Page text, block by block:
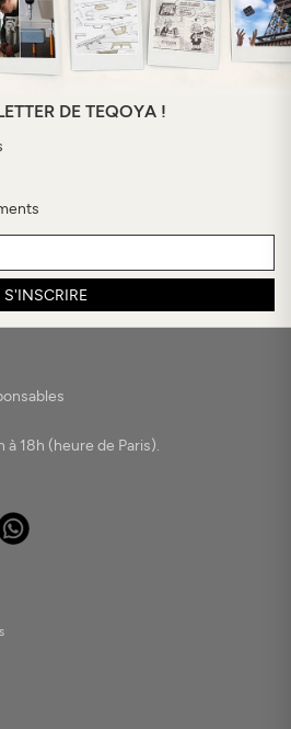
DE TEQOYA !
S'INSCRIRE
à 18h (heure de Paris).